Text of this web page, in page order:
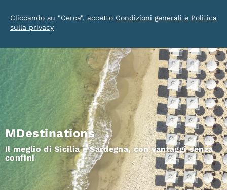
MDestinations
Il meglio di Sicilia e Sardegna, con vantaggi senza
confini
Cliccando su "Cerca", accetto Condizioni generali e Politica
sulla privacy